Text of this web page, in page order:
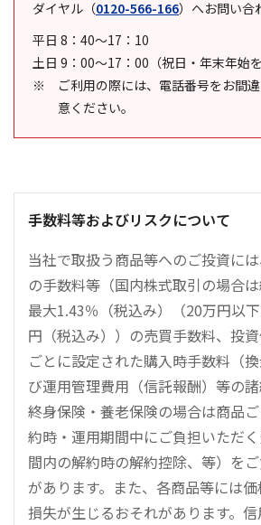
ダイヤル （0120-566-166） へお問い合
平日 8：40～17：10
土日 9：00～17：00（祝日・年末年始を
ご利用の際には、電話番号をお間
意ください。
手数料等およびリスクについて
当社で取扱う商品等へのご投資に
の手数料等（国内株式取引の場合
最大1.43％（税込み）（20万円以
円（税込み））の売買手数料、投
ごとに設定された購入時手数料（
び運用管理費用（信託報酬）等の
終身保険・養老保険の場合は商品
約時・運用期間中にご負担いただ
間内の解約時の解約控除、等）を
があります。また、各商品等には
損失が生じるおそれがあります。